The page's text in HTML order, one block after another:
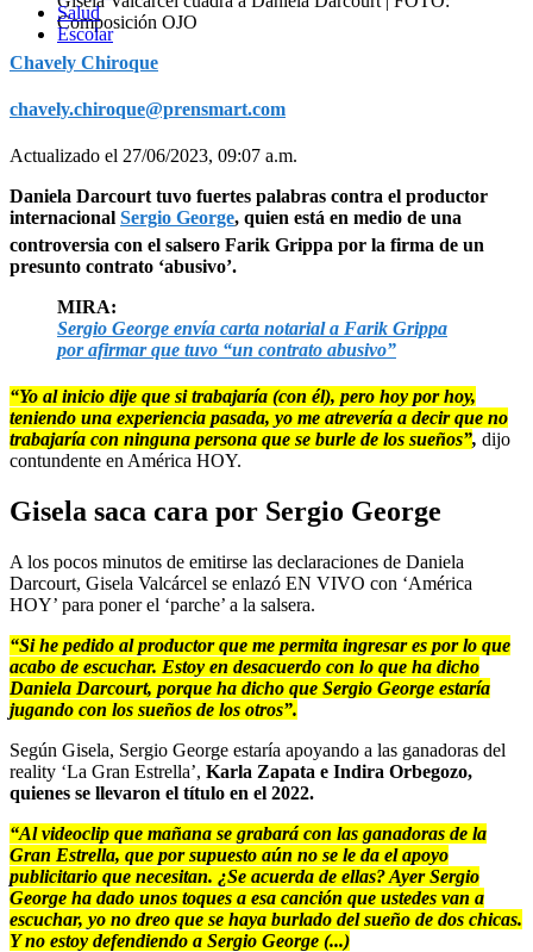
Salud
Escolar
Composición OJO
Chavely Chiroque
chavely.chiroque@prensmart.com
Actualizado el 27/06/2023, 09:07 a.m.
Daniela Darcourt tuvo fuertes palabras contra el productor
internacional Sergio George, quien está en medio de una
controversia con el salsero Farik Grippa por la firma de un
presunto contrato ‘abusivo’.
MIRA:
Sergio George envía carta notarial a Farik Grippa
por afirmar que tuvo “un contrato abusivo”
“Yo al inicio dije que si trabajaría (con él), pero hoy por hoy,
teniendo una experiencia pasada, yo me atrevería a decir que no
trabajaría con ninguna persona que se burle de los sueños”, dijo
contundente en América HOY.
Gisela saca cara por Sergio George
A los pocos minutos de emitirse las declaraciones de Daniela
Darcourt, Gisela Valcárcel se enlazó EN VIVO con ‘América
HOY’ para poner el ‘parche’ a la salsera.
“Si he pedido al productor que me permita ingresar es por lo que
acabo de escuchar. Estoy en desacuerdo con lo que ha dicho
Daniela Darcourt, porque ha dicho que Sergio George estaría
jugando con los sueños de los otros”.
Según Gisela, Sergio George estaría apoyando a las ganadoras del
reality ‘La Gran Estrella’, Karla Zapata e Indira Orbegozo,
quienes se llevaron el título en el 2022.
“Al videoclip que mañana se grabará con las ganadoras de la
Gran Estrella, que por supuesto aún no se le da el apoyo
publicitario que necesitan. ¿Se acuerda de ellas? Ayer Sergio
George ha dado unos toques a esa canción que ustedes van a
escuchar, yo no dreo que se haya burlado del sueño de dos chicas.
Y no estoy defendiendo a Sergio George (...)